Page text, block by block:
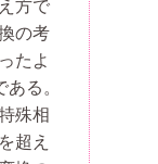
方で
の考
たよ
る。
殊相
超え